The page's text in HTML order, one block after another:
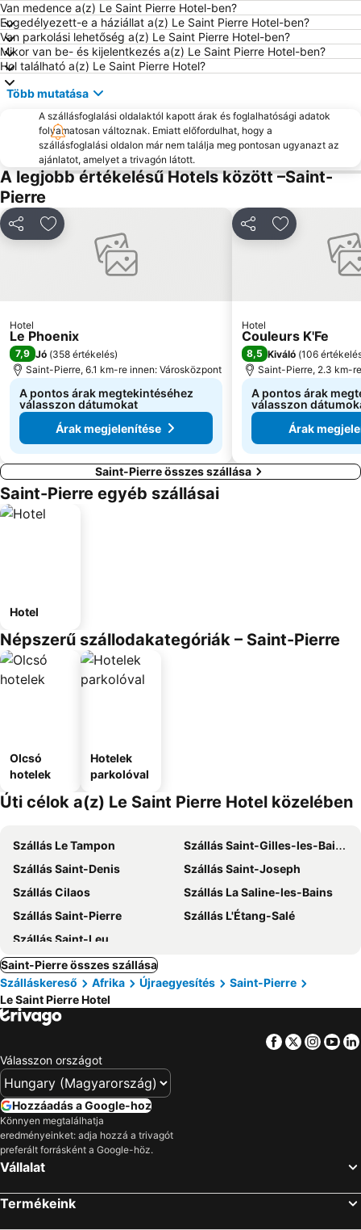
Van medence a(z) Le Saint Pierre Hotel-ben?
Engedélyezett-e a háziállat a(z) Le Saint Pierre Hotel-ben?
Van parkolási lehetőség a(z) Le Saint Pierre Hotel-ben?
Mikor van be- és kijelentkezés a(z) Le Saint Pierre Hotel-ben?
Hol található a(z) Le Saint Pierre Hotel?
Több mutatása
A szállásfoglalási oldalaktól kapott árak és foglalhatósági adatok
folyamatosan változnak. Emiatt előfordulhat, hogy a
szállásfoglalási oldalon már nem találja meg pontosan ugyanazt az
ajánlatot, amelyet a trivagón látott.
A legjobb értékelésű Hotels között –Saint-
Pierre
MegosztásHozzáadás a kedvencekhez
Hotel
Le Phoenix
7,9 Jó (358 értékelés)
Saint-Pierre, 6.1 km-re innen: Városközpont
A pontos árak megtekintéséhez
válasszon dátumokat
Árak megjelenítése
MegosztásHozzáadás
Hotel
Couleurs K'Fe
8,5 Kiváló (106
Saint-Pierre, 2.3 km-
A pontos árak
válasszon
Árak
Saint-Pierre összes szállása
Saint-Pierre egyéb szállásai
Hotel
Népszerű szállodakategóriák – Saint-Pierre
Olcsó
hotelek
Hotelek
parkolóval
Úti célok a(z) Le Saint Pierre Hotel közelében
Szállás Le Tampon
Szállás Saint-Gilles-les-Bains
Szállás Saint-Denis
Szállás Saint-Joseph
Szállás Cilaos
Szállás La Saline-les-Bains
Szállás Saint-Pierre
Szállás L'Étang-Salé
Szállás Saint-Leu
Saint-Pierre összes szállása
Szálláskereső
Afrika Újraegyesítés
Saint-Pierre
Le Saint Pierre Hotel
Facebook
Twitter
Válasszon országot
Hozzáadás a Google-hoz
Könnyen megtalálhatja
eredményeinket: adja hozzá a trivagót
preferált forrásként a Google-höz.
Vállalat
Termékeink